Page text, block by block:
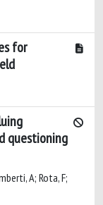
for
questioning
A; Rota, F;